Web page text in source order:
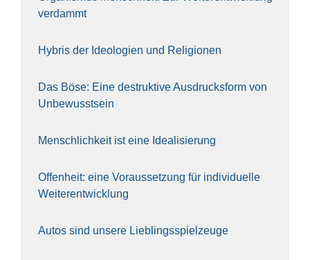
ver­dammt
Hybris der Ideo­lo­gien und Reli­gio­nen
Das Böse: Eine destruk­ti­ve Aus­drucks­form von
Unbe­wusst­sein
Mensch­lich­keit ist eine Idea­li­sie­rung
Offen­heit: eine Vor­aus­set­zung für indi­vi­du­el­le
Wei­ter­ent­wick­lung
Autos sind unse­re Lieb­lings­spiel­zeu­ge